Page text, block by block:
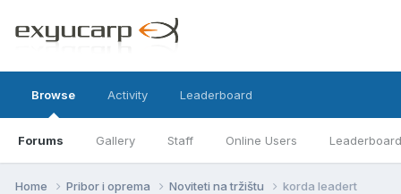
Browse
Forums Gallery Staff Online Users Leaderboard
Activity Leaderboard
Home Pribor i oprema Noviteti na tržištu korda leadert